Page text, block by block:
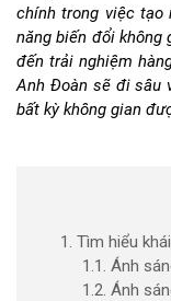
chính trong việc tạo
năng biến đổi không
đến trải nghiệm
Anh Đoàn sẽ đi sâu
bất kỳ không gian
1. Tìm hiểu
1.1. Ánh
1.2. Ánh